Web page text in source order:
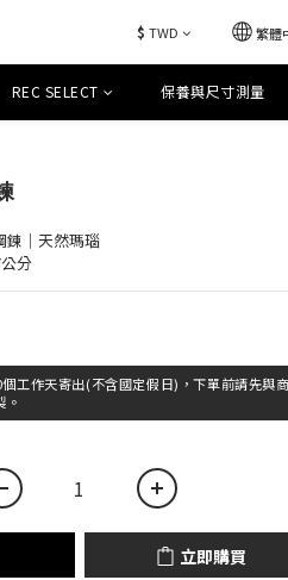
$ TWD 繁體
REC SELECT 保養與尺寸測量
鍊｜天然瑪瑙
分
工作天寄出(不含國定假日)，下單前請先與商
。
立即購買